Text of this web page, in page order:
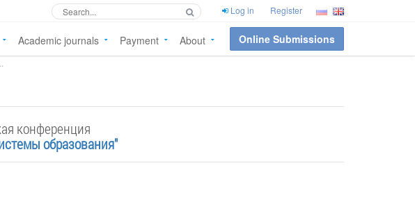
Log in Register
Academic journals Payment About Online Submissions
конференция
образования"